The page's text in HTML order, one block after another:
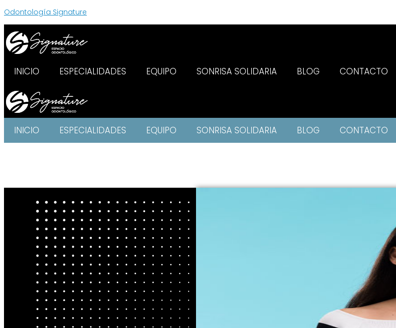
Odontología Signature
INICIO ESPECIALIDADES EQUIPO SONRISA SOLIDARIA BLOG CONTACTO
INICIO ESPECIALIDADES EQUIPO SONRISA SOLIDARIA BLOG CONTACTO